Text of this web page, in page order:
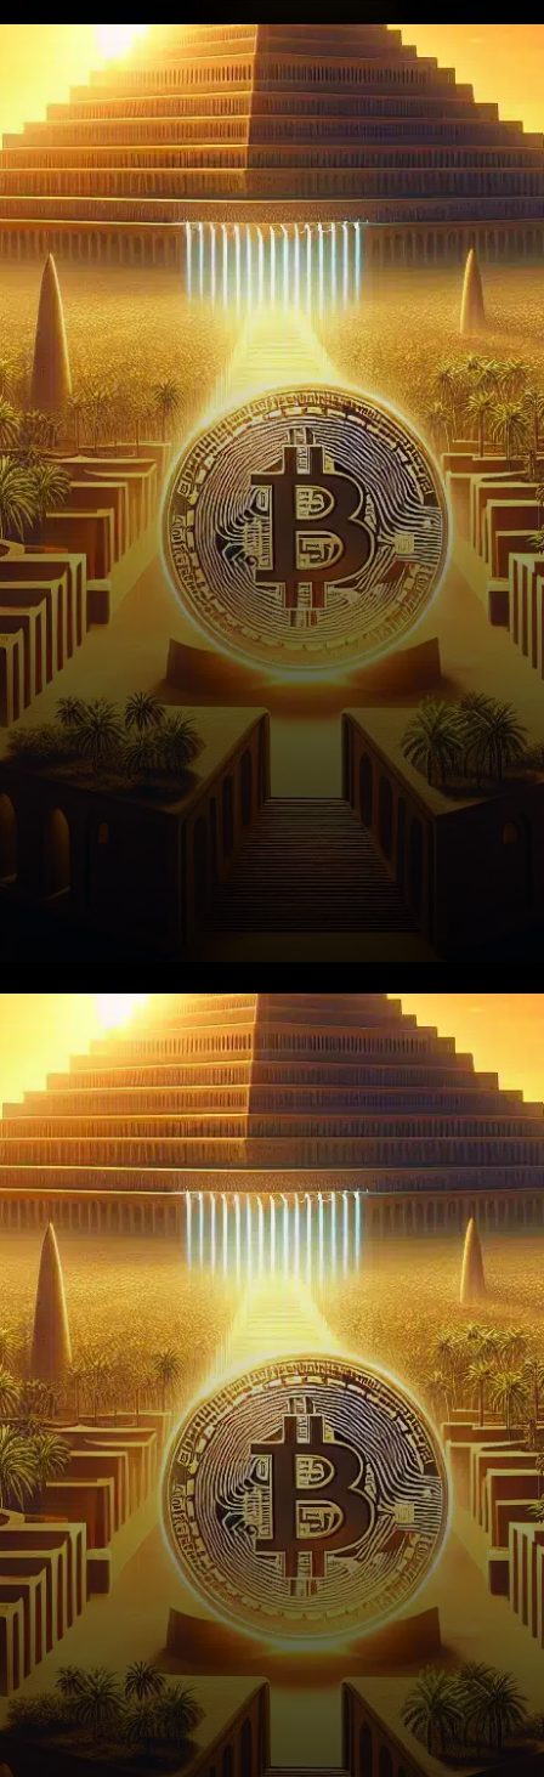
Le 3 décembre 2025, Babylon
a annoncé une avancée
significative dans le secteur
des finances décentralisées
(DeFi) en lançant des…